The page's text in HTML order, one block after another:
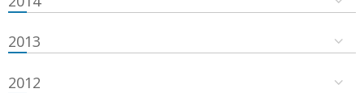
2013
2012